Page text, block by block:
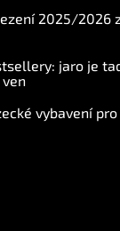
2025/2026
jaro je
vybavení pro